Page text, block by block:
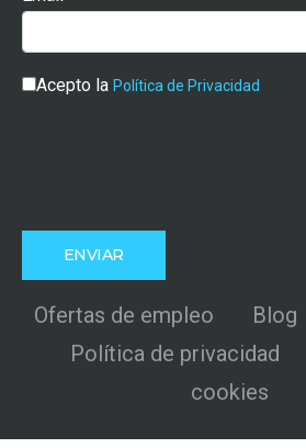
Acepto la Política de Privacidad
Ofertas de empleo Blog
Política de privacidad
cookies